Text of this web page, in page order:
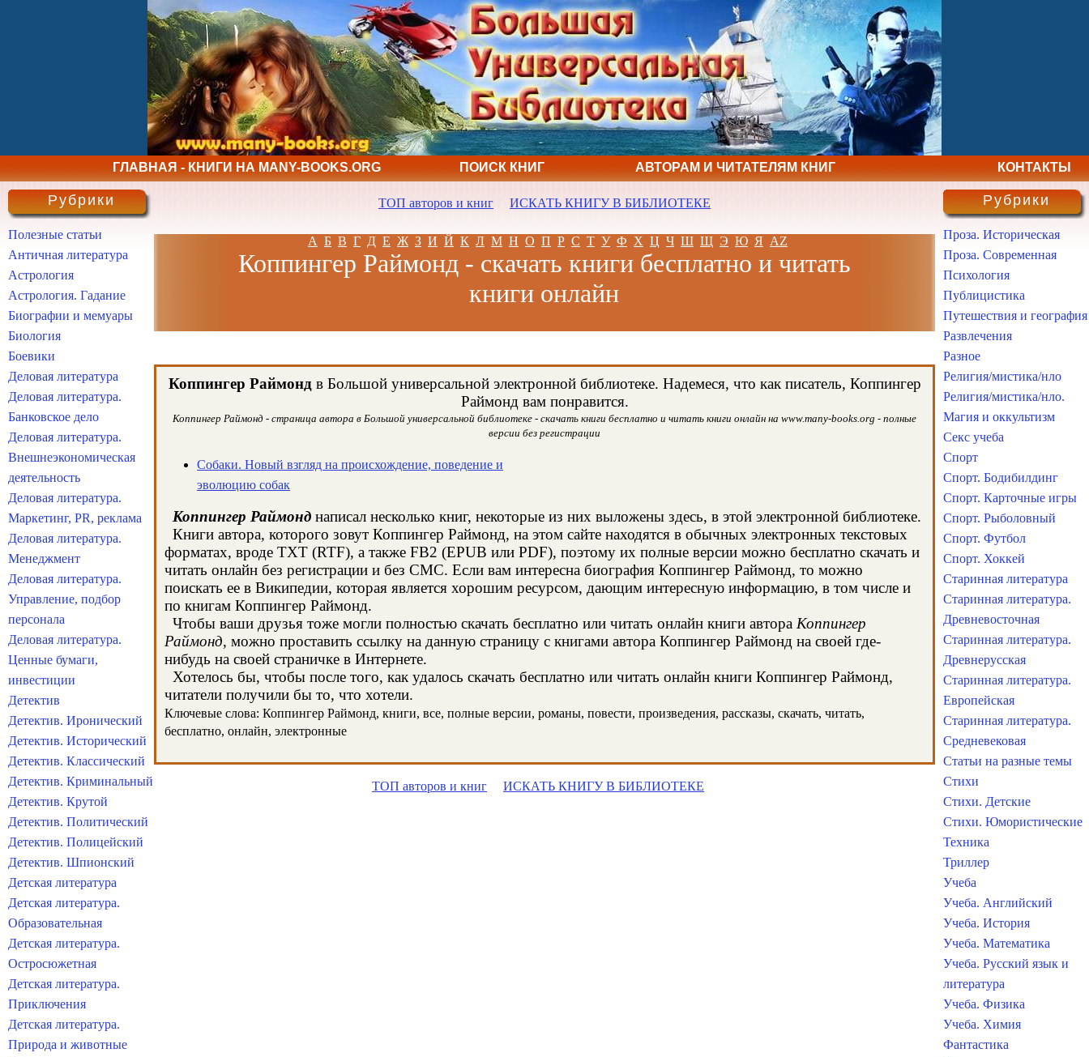
ГЛАВНАЯ - КНИГИ НА MANY-BOOKS.ORG ПОИСК КНИГ АВТОРАМ И ЧИТАТЕЛЯМ КНИГ КОНТАКТЫ
ТОП авторов и книг ИСКАТЬ КНИГУ В БИБЛИОТЕКЕ
А Б В Г Д Е Ж З И Й К Л М Н О П Р С Т У Ф Х Ц Ч Ш Щ Э Ю Я AZ
Коппингер Раймонд - скачать книги бесплатно и читать
книги онлайн
Коппингер Раймонд в Большой универсальной электронной библиотеке. Надемеся, что как писатель, Коппингер
Раймонд вам понравится.
Коппингер Раймонд - страница автора в Большой универсальной библиотеке - скачать книги бесплатно и читать книги онлайн на www.many-books.org - полные
версии без регистрации
Собаки. Новый взгляд на происхождение, поведение и
эволюцию собак
Коппингер Раймонд написал несколько книг, некоторые из них выложены здесь, в этой электронной библиотеке.
Книги автора, которого зовут Коппингер Раймонд, на этом сайте находятся в обычных электронных текстовых
форматах, вроде TXT (RTF), а также FB2 (EPUB или PDF), поэтому их полные версии можно бесплатно скачать и
читать онлайн без регистрации и без СМС. Если вам интересна биография Коппингер Раймонд, то можно
поискать ее в Википедии, которая является хорошим ресурсом, дающим интересную информацию, в том числе и
по книгам Коппингер Раймонд.
Чтобы ваши друзья тоже могли полностью скачать бесплатно или читать онлайн книги автора Коппингер
Раймонд, можно проставить ссылку на данную страницу с книгами автора Коппингер Раймонд на своей где-
нибудь на своей страничке в Интернете.
Хотелось бы, чтобы после того, как удалось скачать бесплатно или читать онлайн книги Коппингер Раймонд,
читатели получили бы то, что хотели.
Ключевые слова: Коппингер Раймонд, книги, все, полные версии, романы, повести, произведения, рассказы, скачать, читать,
бесплатно, онлайн, электронные
ТОП авторов и книг ИСКАТЬ КНИГУ В БИБЛИОТЕКЕ
Рубрики
Полезные статьи
Античная литература
Астрология
Астрология. Гадание
Биографии и мемуары
Биология
Боевики
Деловая литература
Деловая литература.
Банковское дело
Деловая литература.
Внешнеэкономическая
деятельность
Деловая литература.
Маркетинг, PR, реклама
Деловая литература.
Менеджмент
Деловая литература.
Управление, подбор
персонала
Деловая литература.
Ценные бумаги,
инвестиции
Детектив
Детектив. Иронический
Детектив. Исторический
Детектив. Классический
Детектив. Криминальный
Детектив. Крутой
Детектив. Политический
Детектив. Полицейский
Детектив. Шпионский
Детская литература
Детская литература.
Образовательная
Детская литература.
Остросюжетная
Детская литература.
Приключения
Детская литература.
Природа и животные
Рубрики
Проза. Историческая
Проза. Современная
Психология
Публицистика
Путешествия и география
Развлечения
Разное
Религия/мистика/нло
Религия/мистика/нло.
Магия и оккультизм
Секс учеба
Спорт
Спорт. Бодибилдинг
Спорт. Карточные игры
Спорт. Рыболовный
Спорт. Футбол
Спорт. Хоккей
Старинная литература
Старинная литература.
Древневосточная
Старинная литература.
Древнерусская
Старинная литература.
Европейская
Старинная литература.
Средневековая
Статьи на разные темы
Стихи
Стихи. Детские
Стихи. Юмористические
Техника
Триллер
Учеба
Учеба. Английский
Учеба. История
Учеба. Математика
Учеба. Русский язык и
литература
Учеба. Физика
Учеба. Химия
Фантастика